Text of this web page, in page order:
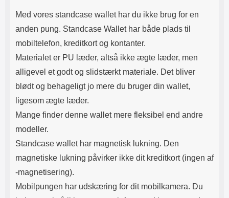
Med vores standcase wallet har du ikke brug for en
anden pung. Standcase Wallet har både plads til
mobiltelefon, kreditkort og kontanter.
Materialet er PU læder, altså ikke ægte læder, men
alligevel et godt og slidstærkt materiale. Det bliver
blødt og behageligt jo mere du bruger din wallet,
ligesom ægte læder.
Mange finder denne wallet mere fleksibel end andre
modeller.
Standcase wallet har magnetisk lukning. Den
magnetiske lukning påvirker ikke dit kreditkort (ingen af​
-magnetisering).
Mobilpungen har udskæring for dit mobilkamera. Du